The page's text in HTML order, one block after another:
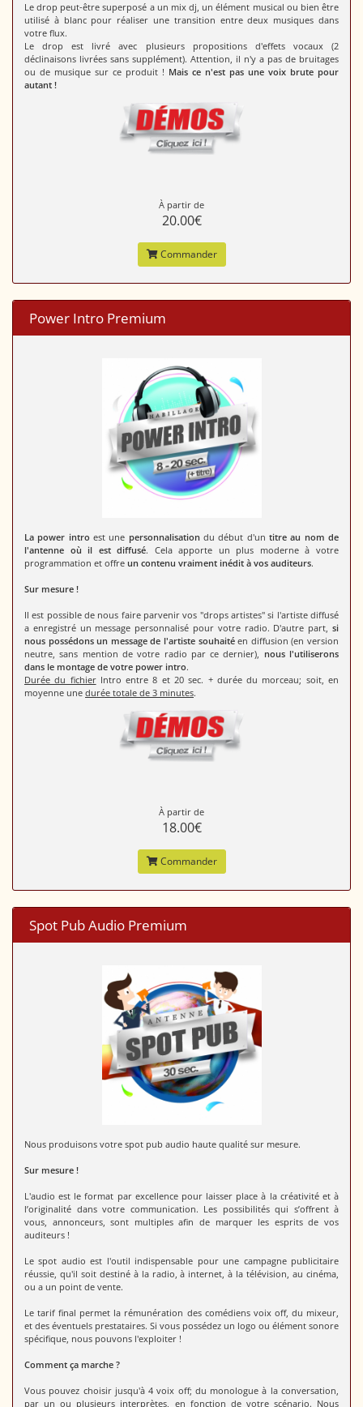
Le drop peut-être superposé a un mix dj, un élément musical ou bien être
utilisé à blanc pour réaliser une transition entre deux musiques dans
votre flux.
Le drop est livré avec plusieurs propositions d'effets vocaux (2
déclinaisons livrées sans supplément). Attention, il n'y a pas de bruitages
ou de musique sur ce produit ! Mais ce n'est pas une voix brute pour
autant !
À partir de
20.00€
Commander
Power Intro Premium
La power intro est une personnalisationdu début d'untitre au nom de
l'antenne où il est diffusé. Cela apporte un plus moderne à votre
programmation et offre un contenu vraiment inédit à vos auditeurs.
Sur mesure !
Il est possible de nous faire parvenir vos "drops artistes" si l'artiste diffusé
a enregistré un message personnalisé pour votre radio. D'autre part, si
nous possédons un message de l'artiste souhaitéen diffusion (en version
neutre, sans mention de votre radio par ce dernier), nous l'utiliserons
dans le montage de votre power intro.
Durée du fichierIntro entre 8 et 20 sec. + durée du morceau; soit, en
moyenne une durée totale de 3 minutes.
À partir de
18.00€
Commander
Spot Pub Audio Premium
Nous produisons votre spot pub audio haute qualité sur mesure.
Sur mesure !
L'audio est le format par excellence pour laisser place à la créativité et à
l’originalité dans votre communication. Les possibilités qui s’offrent à
vous, annonceurs, sont multiples afin de marquer les esprits de vos
auditeurs !
Le spot audio est l'outil indispensable pour une campagne publicitaire
réussie, qu'il soit destiné à la radio, à internet, à la télévision, au cinéma,
ou a un point de vente.
Le tarif final permet la rémunération des comédiens voix off, du mixeur,
et des éventuels prestataires. Si vous possédez un logo ou élément sonore
spécifique, nous pouvons l'exploiter !
Comment ça marche ?
Vous pouvez choisir jusqu'à 4 voix off; du monologue à la conversation,
par un ou plusieurs interprètes, en fonction de votre scénario. Nous